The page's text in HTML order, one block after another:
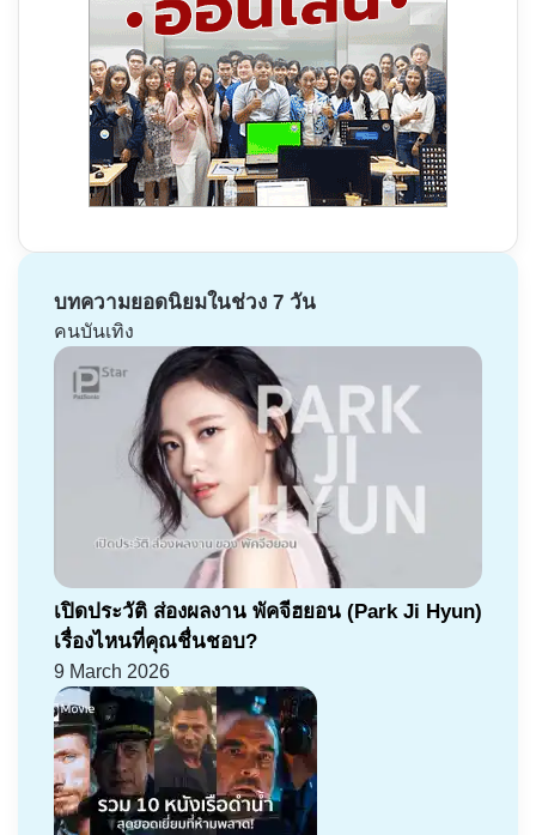
บทความยอดนิยมในช่วง 7 วัน
คนบันเทิง
เปิดประวัติ ส่องผลงาน พัคจีฮยอน (Park Ji Hyun)
เรื่องไหนที่คุณชื่นชอบ?
9 March 2026